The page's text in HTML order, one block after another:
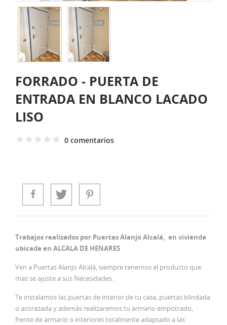
FORRADO - PUERTA DE
ENTRADA EN BLANCO LACADO
LISO
0 comentarios
Trabajos realizados por Puertas Alanjo Alcalá, en vivienda
ubicada en ALCALA DE HENARES
Ven a Puertas Alanjo Alcalá, siempre tenemos el producto que
mas se ajuste a sus Necesidades.
Te instalamos las puertas de interior de tu casa, puertas blindada
o acorazada y además realizaremos tu armario empotrado,
frente de armario o interiores totalmente adaptado a las